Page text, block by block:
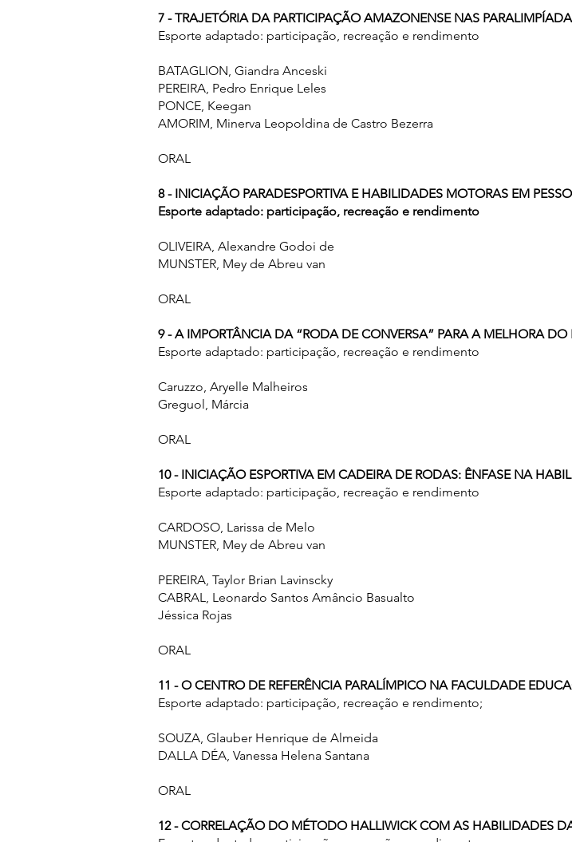
7 - TRAJETÓRIA DA PARTICIPAÇÃO AMAZONENSE NAS
Esporte adaptado: participação, recreação e rendimento
BATAGLION, Giandra Anceski
PEREIRA, Pedro Enrique Leles
PONCE, Keegan
AMORIM, Minerva Leopoldina de Castro Bezerra
ORAL
8 - INICIAÇÃO PARADESPORTIVA E HABILIDADES MOTORAS EM
Esporte adaptado: participação, recreação e rendimento
OLIVEIRA, Alexandre Godoi de
MUNSTER, Mey de Abreu van
ORAL
9 - A IMPORTÂNCIA DA “RODA DE CONVERSA” PARA A MELHORA
Esporte adaptado: participação, recreação e rendimento
Caruzzo, Aryelle Malheiros
Greguol, Márcia
ORAL
10 - INICIAÇÃO ESPORTIVA EM CADEIRA DE RODAS: ÊNFASE NA
Esporte adaptado: participação, recreação e rendimento
CARDOSO, Larissa de Melo
MUNSTER, Mey de Abreu van
PEREIRA, Taylor Brian Lavinscky
CABRAL, Leonardo Santos Amâncio Basualto
Jéssica Rojas
ORAL
11 - O CENTRO DE REFERÊNCIA PARALÍMPICO NA FACULDADE
Esporte adaptado: participação, recreação e rendimento;
SOUZA, Glauber Henrique de Almeida
DALLA DÉA, Vanessa Helena Santana
ORAL
12 - CORRELAÇÃO DO MÉTODO HALLIWICK COM AS HABILIDADES